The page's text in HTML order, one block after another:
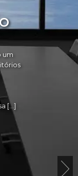
um
[…]